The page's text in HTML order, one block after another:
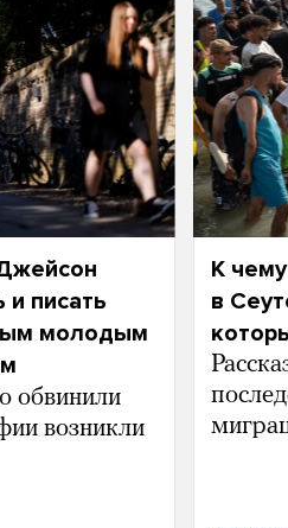
писать
молодым
обвинили
возникли
К
в